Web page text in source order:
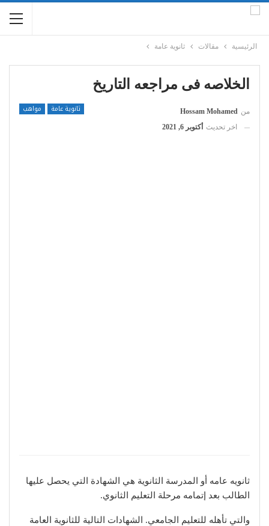
الرئيسية مقالات ثانوية عامة
الخلاصه فى مراجعه التاريخ
ثانوية عامة مواهب من Hossam Mohamed
اخر تحديث أكتوبر 6, 2021
ثانويه عامه أو المدرسة الثانوية هي الشهادة التي يحصل عليها
الطالب بعد إتمامه مرحلة التعليم الثانوي.
والتي تأهله للتعليم الجامعي. الشهادات التالية للثانوية العامة